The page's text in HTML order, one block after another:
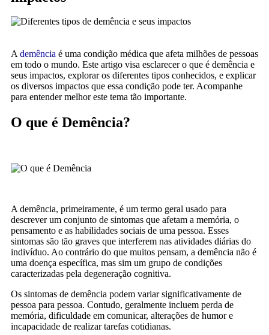
A demência é uma condição médica que afeta milhões de pessoas
em todo o mundo. Este artigo visa esclarecer o que é demência e
seus impactos, explorar os diferentes tipos conhecidos, e explicar
os diversos impactos que essa condição pode ter. Acompanhe
para entender melhor este tema tão importante.
O que é Demência?
A demência, primeiramente, é um termo geral usado para
descrever um conjunto de sintomas que afetam a memória, o
pensamento e as habilidades sociais de uma pessoa. Esses
sintomas são tão graves que interferem nas atividades diárias do
indivíduo. Ao contrário do que muitos pensam, a demência não é
uma doença específica, mas sim um grupo de condições
caracterizadas pela degeneração cognitiva.
Os sintomas de demência podem variar significativamente de
pessoa para pessoa. Contudo, geralmente incluem perda de
memória, dificuldade em comunicar, alterações de humor e
incapacidade de realizar tarefas cotidianas.